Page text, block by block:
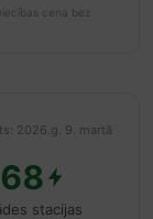
cena bez
2026.g. 9. martā
stacijas